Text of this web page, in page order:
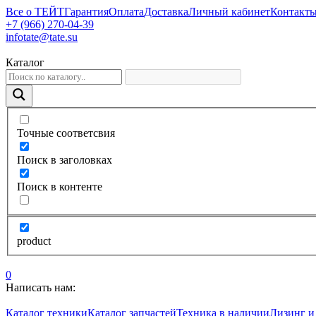
Все о ТЕЙТГарантияОплатаДоставкаЛичный кабинет
+7 (966) 270-04-39
infotate@tate.su
Каталог
Точные соответсвия
Поиск в заголовках
Поиск в контенте
product
0
Написать нам:
Каталог техникиКаталог запчастейТехника в наличииЛизинг